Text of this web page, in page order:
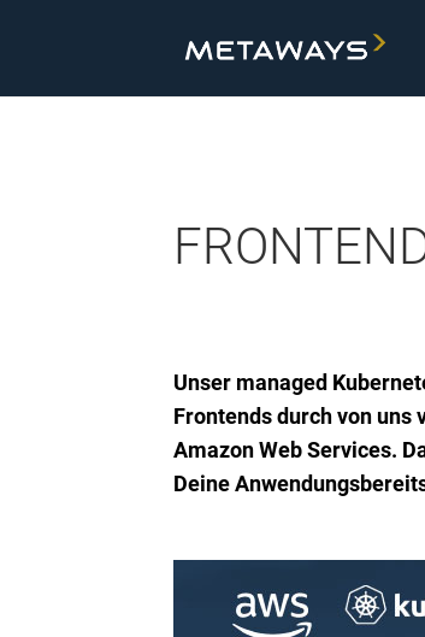
Unser managed
Frontends durch von
Amazon Web Services.
Deine